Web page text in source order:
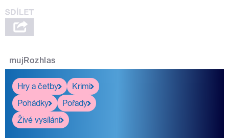
mujRozhlas
Hry a četby
Krimi
Pohádky
Pořady
Živé vysílání